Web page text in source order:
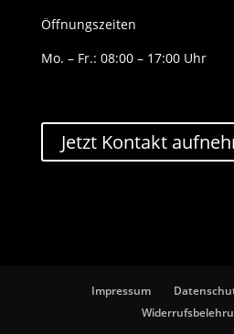
Öffnungszeiten
Mo. – Fr.: 08:00 – 17:00 Uhr
Jetzt Kontakt
Impressum